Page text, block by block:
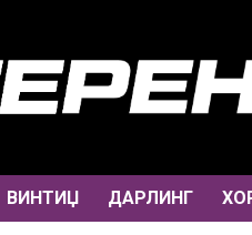
ВИНТИЏ ДАРЛИНГ